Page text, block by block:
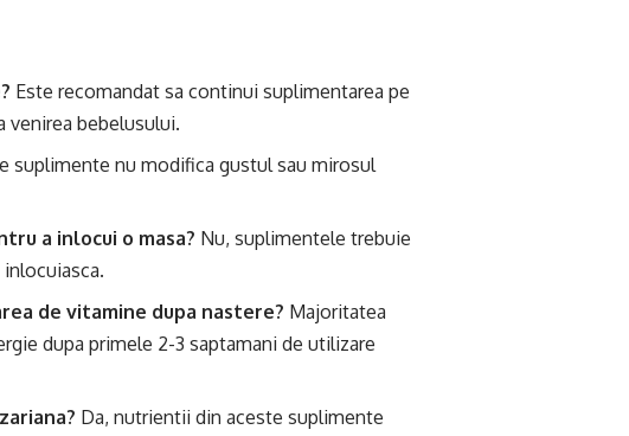
Este recomandat sa continui suplimentarea pe
venirea bebelusului.
suplimente nu modifica gustul sau mirosul
a inlocui o masa? Nu, suplimentele trebuie
de vitamine dupa nastere? Majoritatea
dupa primele 2-3 saptamani de utilizare
Da, nutrientii din aceste suplimente